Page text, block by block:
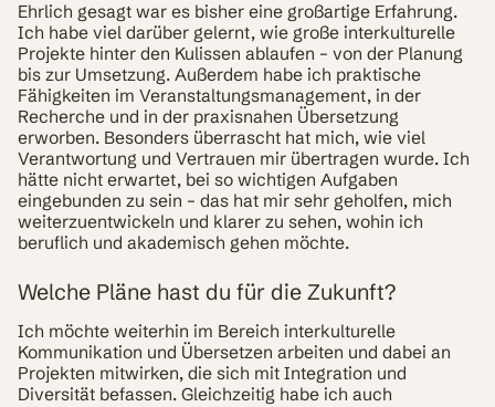
Ehrlich gesagt war es bisher eine großartige Erfahrung.
Ich habe viel darüber gelernt, wie große interkulturelle
Projekte hinter den Kulissen ablaufen – von der Planung
bis zur Umsetzung. Außerdem habe ich praktische
Fähigkeiten im Veranstaltungsmanagement, in der
Recherche und in der praxisnahen Übersetzung
erworben. Besonders überrascht hat mich, wie viel
Verantwortung und Vertrauen mir übertragen wurde. Ich
hätte nicht erwartet, bei so wichtigen Aufgaben
eingebunden zu sein – das hat mir sehr geholfen, mich
weiterzuentwickeln und klarer zu sehen, wohin ich
beruflich und akademisch gehen möchte.
Welche Pläne hast du für die Zukunft?
Ich möchte weiterhin im Bereich interkulturelle
Kommunikation und Übersetzen arbeiten und dabei an
Projekten mitwirken, die sich mit Integration und
Diversität befassen. Gleichzeitig habe ich auch